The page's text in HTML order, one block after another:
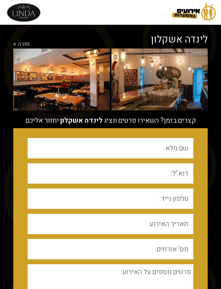
חזרה » לינדה אשקלון
קצרים בזמן? השאירו פרטים ונציגלינדה אשקלוןיחזור אליכם